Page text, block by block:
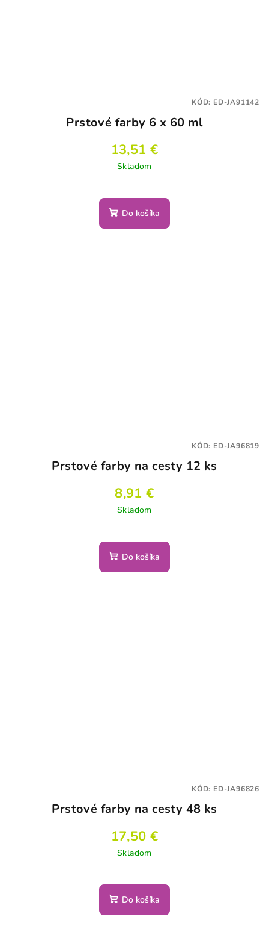
Prstové farby 6 x 60 ml
13,51 €
Skladom
Do košíka
KÓD: ED-JA91142
Prstové farby na cesty 12 ks
8,91 €
Skladom
Do košíka
KÓD: ED-JA96819
Prstové farby na cesty 48 ks
17,50 €
Skladom
Do košíka
KÓD: ED-JA96826